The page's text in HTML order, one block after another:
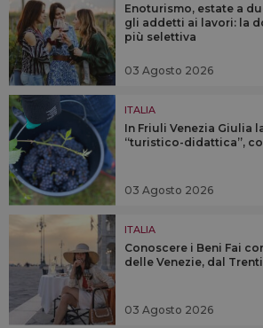
Enoturismo, estate a
gli addetti ai lavori: la
più selettiva
03 Agosto 2026
ITALIA
In Friuli Venezia Giulia
“turistico-didattica”,
03 Agosto 2026
ITALIA
Conoscere i Beni Fai
delle Venezie, dal
03 Agosto 2026